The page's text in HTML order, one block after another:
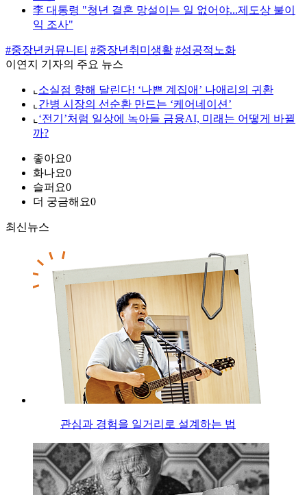
李 대통령 "청년 결혼 망설이는 일 없어야...제도상 불이
익 조사"
#중장년커뮤니티 #중장년취미생활 #성공적노화
이연지 기자의 주요 뉴스
⌞ 소실점 향해 달린다! ‘나쁜 계집애’ 나애리의 귀환
⌞ 간병 시장의 선순환 만드는 ‘케어네이션’
⌞ ‘전기’처럼 일상에 녹아들 금융AI, 미래는 어떻게 바뀔
까?
좋아요0
화나요0
슬퍼요0
더 궁금해요0
최신뉴스
관심과 경험을 일거리로 설계하는 법